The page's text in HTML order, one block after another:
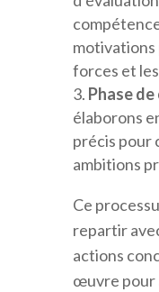
forces et
Phase
élaborons
précis pour
ambitions
Ce
repartir
actions
œuvre pour